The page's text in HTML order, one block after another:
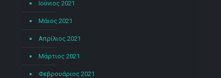
Ιούνιος 2021
Μάιος 2021
Απρίλιος 2021
Μάρτιος 2021
Φεβρουάριος 2021